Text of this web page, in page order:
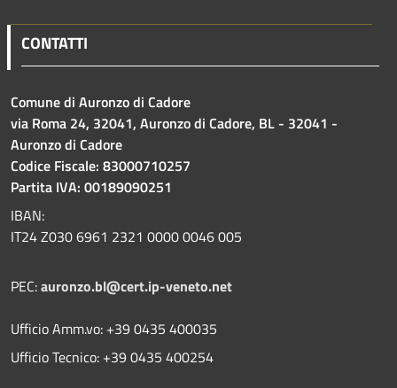
CONTATTI
Comune di Auronzo di Cadore
via Roma 24, 32041, Auronzo di Cadore, BL - 32041 -
Auronzo di Cadore
Codice Fiscale: 83000710257
Partita IVA: 00189090251
IBAN:
IT24 Z030 6961 2321 0000 0046 005
PEC:auronzo.bl@cert.ip-veneto.net
Ufficio Amm.vo: +39 0435 400035
Ufficio Tecnico: +39 0435 400254